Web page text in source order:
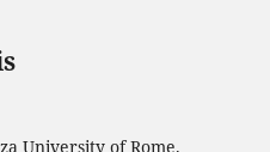
University of Rome.